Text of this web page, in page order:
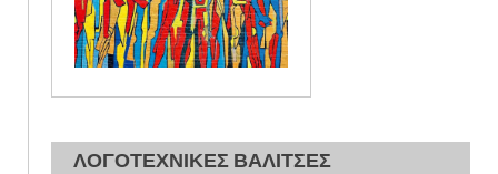
ΛΟΓΟΤΕΧΝΙΚΕΣ ΒΑΛΙΤΣΕΣ